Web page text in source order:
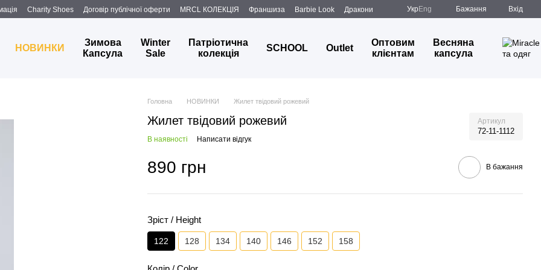
Charity Shoes Договір публічної оферти MRCL КОЛЕКЦІЯ Франшиза Barbie Look
Дракони
Укр Eng Бажання Вхід
НОВИНКИ
Зимова
Капсула
Winter
Sale
Патріотична
колекція
SCHOOL Outlet
Оптовим
клієнтам
Весняна
капсула
Головна НОВИНКИ Жилет твідовий рожевий
Жилет твідовий рожевий Артикул
72-11-1112
В наявності Написати відгук
890 грн В бажання
Зріст / Height
122 128 134 140 146 152 158